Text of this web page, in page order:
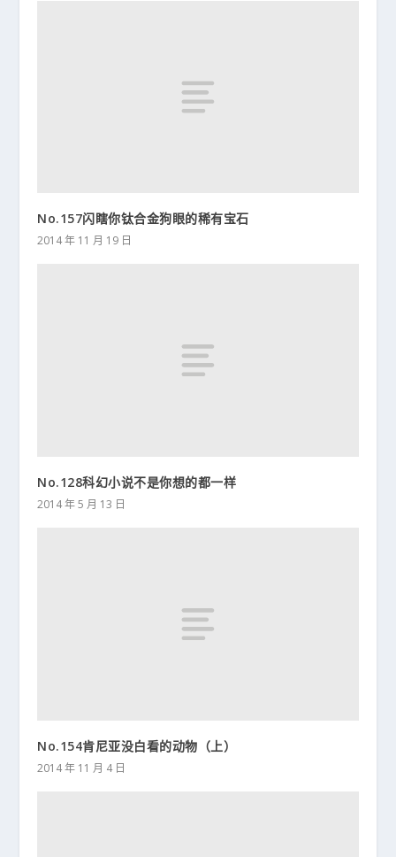
No.157闪瞎你钛合金狗眼的稀有宝石
2014 年 11 月 19 日
No.128科幻小说不是你想的都一样
2014 年 5 月 13 日
No.154肯尼亚没白看的动物（上）
2014 年 11 月 4 日